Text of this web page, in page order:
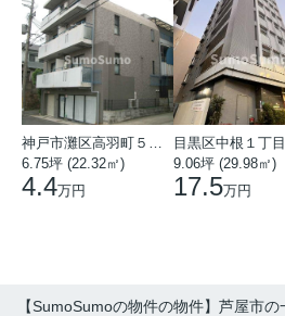
6.75坪 (22.32㎡)
4.4万円
目黒区中根１丁目
9.06坪 (29.98㎡)
17.5万円
【SumoSumoの物件の物件】芦屋市の